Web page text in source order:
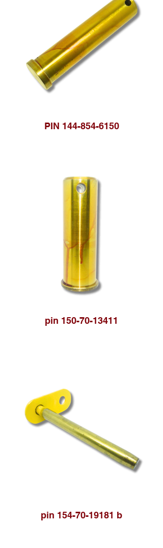
PIN 144-854-6150
pin 150-70-13411
pin 154-70-19181 b